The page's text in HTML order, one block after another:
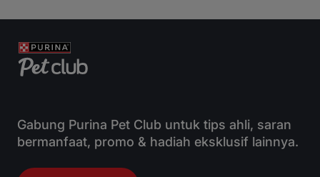
Gabung Purina Pet Club untuk tips ahli, saran
bermanfaat, promo & hadiah eksklusif lainnya.